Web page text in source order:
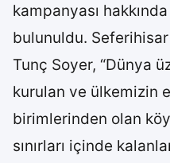
kampanyası
bulunuldu.
Tunç Soyer, “Dünya
kurulan ve ülkemizin
birimlerinden olan
sınırları içinde